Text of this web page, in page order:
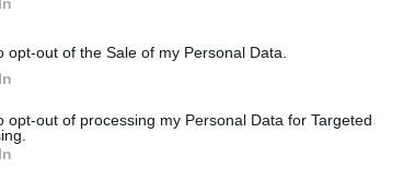
opt-out of the Sale of my Personal Data.
opt-out of processing my Personal Data for Targeted
di carne macinata